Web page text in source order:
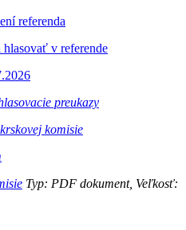
referenda
v referende
preukazy
komisie
Typ: PDF dokument, Veľkosť: